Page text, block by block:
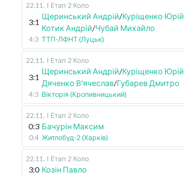
22.11 . I Етап 2 Коло
3:1
Щеринський Андрій/Куріщенко Юрій
Котик Андрій/Чубай Михайло
4:3 ТТП-ЛФНТ (Луцьк)
22.11 . I Етап 2 Коло
3:1
Щеринський Андрій/Куріщенко Юрій
Дяченко В'ячеслав/Губарев Дмитро
4:3 Вікторія (Кропивницький)
22.11 . I Етап 2 Коло
0:3 Бачурін Максим
0:4 Житлобуд-2 (Харків)
22.11 . I Етап 2 Коло
3:0 Козін Павло